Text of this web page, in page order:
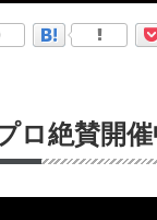
ロ絶賛開催